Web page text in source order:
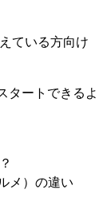
ている方向け
タートできるよ
メ）の違い